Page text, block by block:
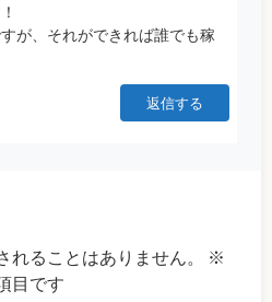
が、それができれば誰でも稼
返信する
れることはありません。
※
目です